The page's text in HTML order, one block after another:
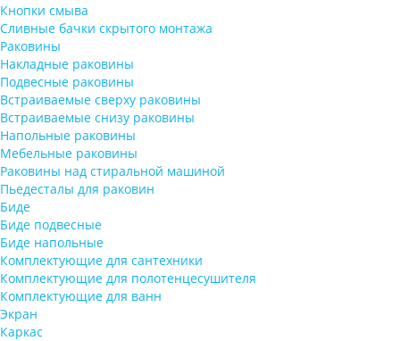
Кнопки смыва
Сливные бачки скрытого монтажа
Раковины
Накладные раковины
Подвесные раковины
Встраиваемые сверху раковины
Встраиваемые снизу раковины
Напольные раковины
Мебельные раковины
Раковины над стиральной машиной
Пьедесталы для раковин
Биде
Биде подвесные
Биде напольные
Комплектующие для сантехники
Комплектующие для полотенцесушителя
Комплектующие для ванн
Экран
Каркас